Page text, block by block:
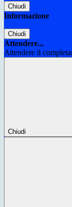
Chiudi
Informazione
Chiudi
Attendere...
Attendere il
Chiudi